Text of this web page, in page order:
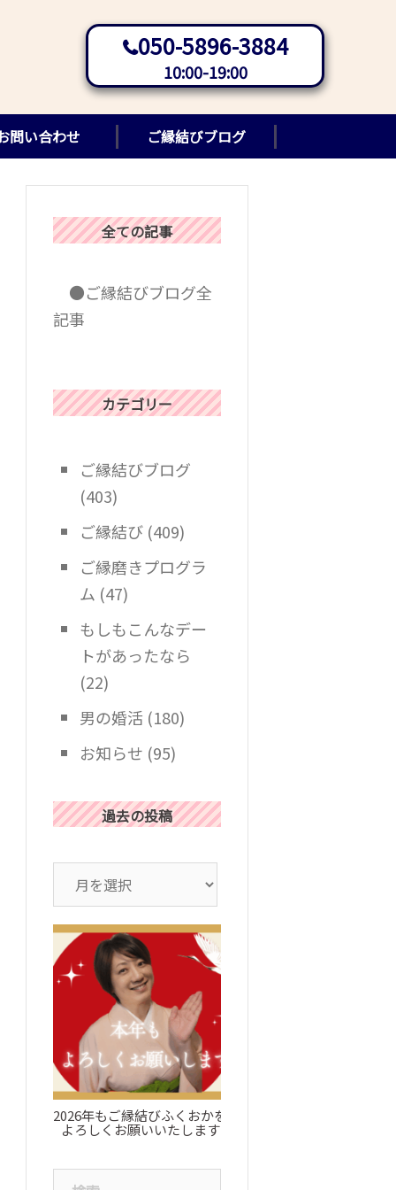
050-5896-3884
10:00-19:00
問い合わせ ご縁結びブログ
全ての記事
●ご縁結びブログ全
記事
カテゴリー
ご縁結びブログ
(403)
ご縁結び(409)
ご縁磨きプログラ
ム (47)
もしもこんなデー
トがあったなら
(22)
男の婚活 (180)
お知らせ (95)
過去の投稿
ー
カ
イ
ブ
2026年もご縁結びふくおかを
よろしくお願いいたします